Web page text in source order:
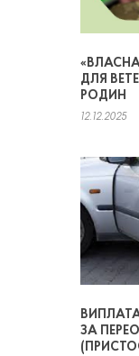
ДЛЯ
РОДИН
12.12.2025
ЗА